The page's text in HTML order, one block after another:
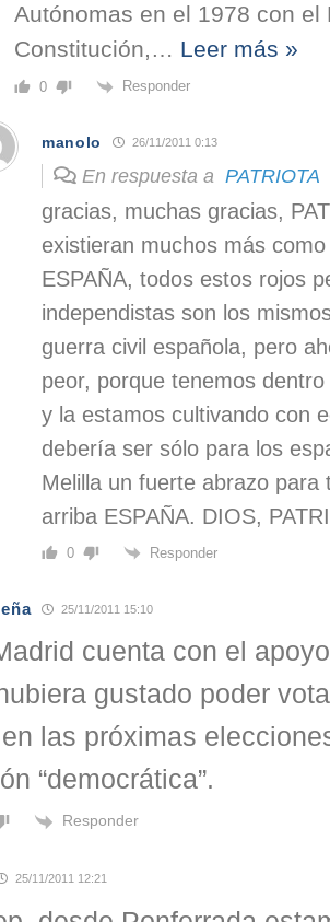
Autónomas en el 1978 con
Constitución, … Leer más »
0 Responder
manolo 26/11/2011 0:13
En respuesta a PATRIOTA
gracias, muchas gracias,
existieran muchos más
ESPAÑA, todos estos rojos
independistas son los
guerra civil española, pero
peor, porque tenemos
y la estamos cultivando con
debería ser sólo para los
Melilla un fuerte abrazo
arriba ESPAÑA. DIOS,
0 Responder
25/11/2011 15:10
cuenta con el
gustado poder
las próximas
“democrática”.
Responder
25/11/2011 12:21